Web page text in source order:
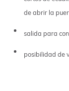
de abrir la
salida para
posibilidad de